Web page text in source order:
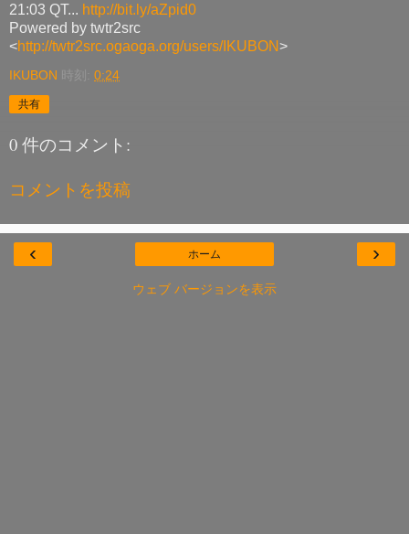
21:03 QT... http://bit.ly/aZpid0
Powered by twtr2src
<http://twtr2src.ogaoga.org/users/IKUBON >
IKUBON 時刻: 0:24
共有
0 件のコメント:
コメントを投稿
‹ ›
ホーム
ウェブ バージョンを表示